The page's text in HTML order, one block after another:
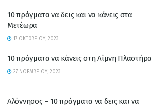
10 πράγματα να δεις και να κάνεις στα
Μετέωρα
17 ΟΚΤΩΒΡΊΟΥ, 2023
10 πράγματα να κάνεις στη Λίμνη Πλαστήρα
27 ΝΟΕΜΒΡΊΟΥ, 2023
Αλόννησος – 10 πράγματα να δεις και να